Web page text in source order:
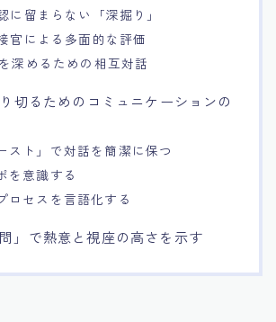
に留まらない「深掘り」
官による多面的な評価
深めるための相互対話
切るためのコミュニケーションの
スト」で対話を簡潔に保つ
を意識する
ロセスを言語化する
」で熱意と視座の高さを示す